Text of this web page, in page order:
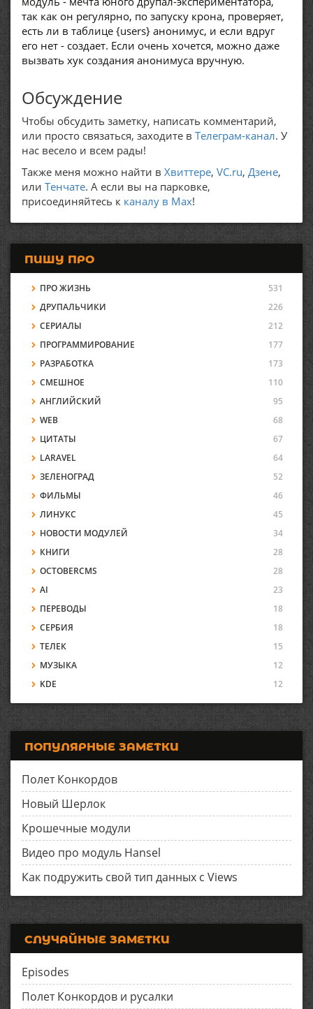
так как он регулярно, по запуску крона, проверяет,
есть ли в таблице {users} анонимус, и если вдруг
его нет - создает. Если очень хочется, можно даже
вызвать хук создания анонимуса вручную.
Обсуждение
Чтобы обсудить заметку, написать комментарий,
или просто связаться, заходите в Телеграм-канал. У
нас весело и всем рады!
Также меня можно найти в Хвиттере, VC.ru, Дзене,
или Тенчате. А если вы на парковке,
присоединяйтесь к каналу в Max!
ПИШУ ПРО
ПРО ЖИЗНЬ
531
ДРУПАЛЬЧИКИ
226
СЕРИАЛЫ
212
ПРОГРАММИРОВАНИЕ
177
РАЗРАБОТКА
173
СМЕШНОЕ
110
АНГЛИЙСКИЙ
95
WEB
68
ЦИТАТЫ
67
LARAVEL
64
ЗЕЛЕНОГРАД
52
ФИЛЬМЫ
46
ЛИНУКС
45
НОВОСТИ МОДУЛЕЙ
34
КНИГИ
28
OCTOBERCMS
28
AI
23
ПЕРЕВОДЫ
18
СЕРБИЯ
18
ТЕЛЕК
15
МУЗЫКА
12
KDE
12
ПОПУЛЯРНЫЕ ЗАМЕТКИ
Полет Конкордов
Новый Шерлок
Крошечные модули
Видео про модуль Hansel
Как подружить свой тип данных с Views
СЛУЧАЙНЫЕ ЗАМЕТКИ
Episodes
Полет Конкордов и русалки